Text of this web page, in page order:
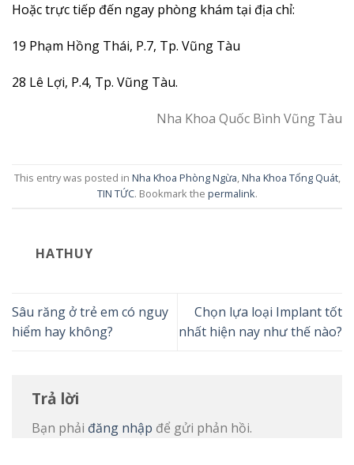
Hoặc trực tiếp đến ngay phòng khám tại địa chỉ:
19 Phạm Hồng Thái, P.7, Tp. Vũng Tàu
28 Lê Lợi, P.4, Tp. Vũng Tàu.
Nha Khoa Quốc Bình Vũng Tàu
This entry was posted in Nha Khoa Phòng Ngừa,Nha Khoa Tổng Quát,
TIN TỨC. Bookmark the permalink.
HATHUY
Sâu răng ở trẻ em có nguy
hiểm hay không?
Chọn lựa loại Implant tốt
nhất hiện nay như thế nào?
Trả lời
Bạn phải đăng nhập để gửi phản hồi.